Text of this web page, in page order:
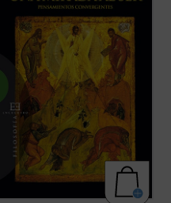
definida por la realidad misma, que en la
multiplicidad de realidades se nos da como
una, y por una mirada que se sabe ...
(ver